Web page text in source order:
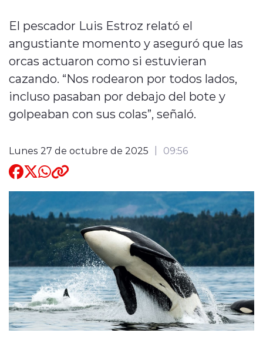
Entrevistas
Quienes Somos
modo claro
El pescador Luis Estroz relató el
angustiante momento y aseguró que las
orcas actuaron como si estuvieran
cazando. “Nos rodearon por todos lados,
incluso pasaban por debajo del bote y
golpeaban con sus colas”, señaló.
Lunes 27 de octubre de 2025 09:56